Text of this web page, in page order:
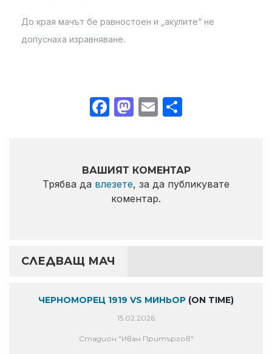
До края мачът бе равностоен и „акулите“ не
допуснаха изравняване.
Facebook
Mastodon
Email
ВАШИЯТ КОМЕНТАР
Трябва да влезете, за да публикувате
коментар.
СЛЕДВАЩ МАЧ
ЧЕРНОМОРЕЦ 1919 VS МИНЬОР (ON TIME)
15.02.2026
Стадион "Иван Притъргов"